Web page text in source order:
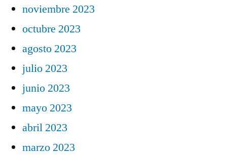
noviembre 2023
octubre 2023
agosto 2023
julio 2023
junio 2023
mayo 2023
abril 2023
marzo 2023